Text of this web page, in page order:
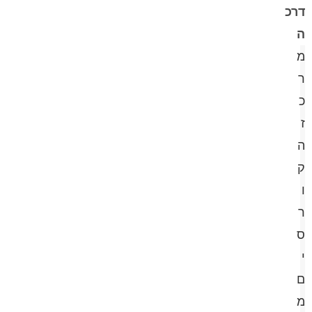
דרכ
ה
מ
ר
כ
ז
ה
ק
ו
ר
ס
י
ם
מ